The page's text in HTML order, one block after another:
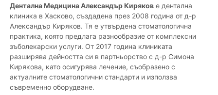
Дентална Медицина Александър Киряков е дентална
клиника в Хасково, създадена през 2008 година от д-р
Александър Киряков. Тя е утвърдена стоматологична
практика, която предлага разнообразие от комплексни
зъболекарски услуги. От 2017 година клиниката
разширява дейността си в партньорство с д-р Симона
Кирякова, като осигурява лечение, съобразено с
актуалните стоматологични стандарти и използва
съвременно оборудване.